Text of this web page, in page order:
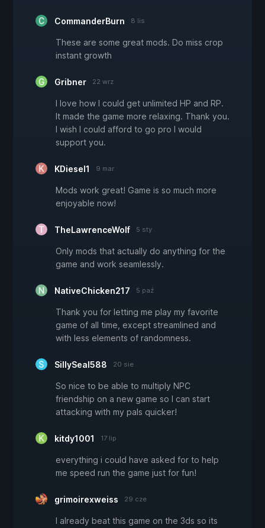
CommanderBurn 8 lis
These are some great mods. Do miss crop
instant growth
Gribner 22 wrz
I love how I could get unlimited HP and RP.
It made the game more relaxing. Thank you.
I wish I could afford to go pro I would
support you.
KDiesel1 9 mar
Mods work great! Game is so much more
enjoyable now!
TheLawrenceWolf 5 sty
Only mods that actually do anything for the
game and work seamlessly.
NativeChicken217 5 paź
Thank you for letting me play my favorite
game of all time, except streamlined and
with less elements of randomness.
SillySeal588 20 sie
So nice to be able to multiply NPC
friendship on a new game so I can start
attacking with my pals quicker!
kitdy1001 17 lip
everything i could have asked for to help
me speed run the game just for fun!
grimoirexweiss 29 cze
I already beat this game on the 3ds so its